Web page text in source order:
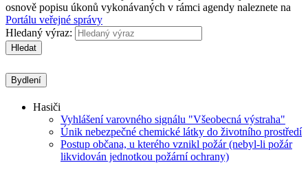
osnově popisu úkonů vykonávaných v rámci agendy naleznete na
Portálu veřejné správy
Hledaný výraz:
Hledat
Bydlení
Hasiči
Vyhlášení varovného signálu "Všeobecná výstraha"
Únik nebezpečné chemické látky do životního prostředí
Postup občana, u kterého vznikl požár (nebyl-li požár
likvidován jednotkou požární ochrany)